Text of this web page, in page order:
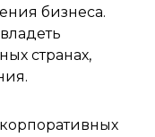
бизнеса.
странах,